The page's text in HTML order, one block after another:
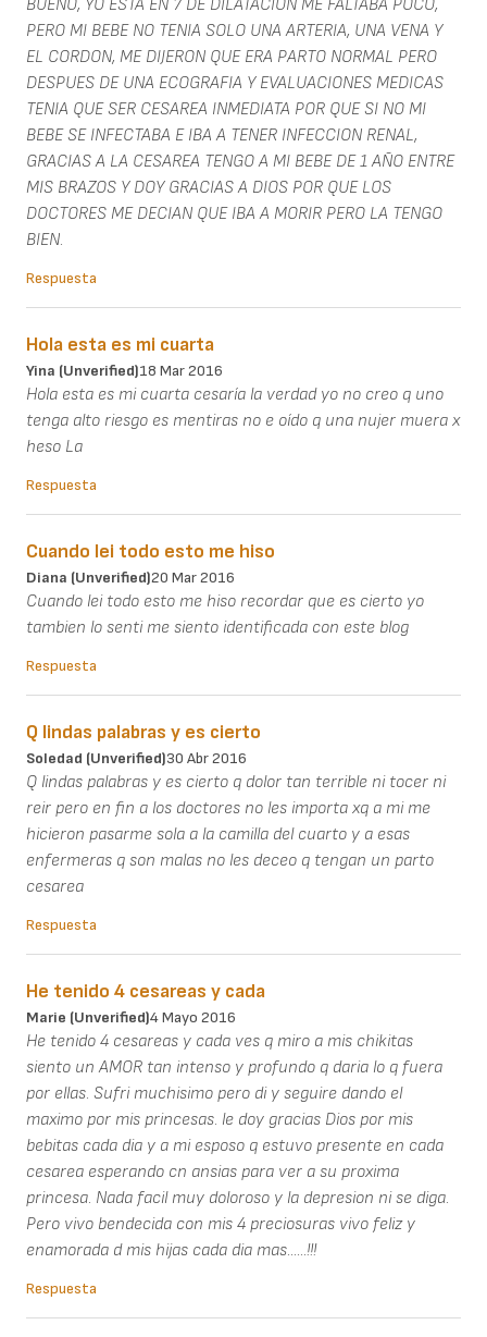
BUENO, YO ESTA EN 7 DE DILATACION ME FALTABA POCO,
PERO MI BEBE NO TENIA SOLO UNA ARTERIA, UNA VENA Y
EL CORDON, ME DIJERON QUE ERA PARTO NORMAL PERO
DESPUES DE UNA ECOGRAFIA Y EVALUACIONES MEDICAS
TENIA QUE SER CESAREA INMEDIATA POR QUE SI NO MI
BEBE SE INFECTABA E IBA A TENER INFECCION RENAL,
GRACIAS A LA CESAREA TENGO A MI BEBE DE 1 AÑO ENTRE
MIS BRAZOS Y DOY GRACIAS A DIOS POR QUE LOS
DOCTORES ME DECIAN QUE IBA A MORIR PERO LA TENGO
BIEN.
Respuesta
Hola esta es mi cuarta
Yina (unverified)18 Mar 2016
Hola esta es mi cuarta cesaría la verdad yo no creo q uno
tenga alto riesgo es mentiras no e oído q una nujer muera x
heso La
Respuesta
Cuando lei todo esto me hiso
Diana (unverified)20 Mar 2016
Cuando lei todo esto me hiso recordar que es cierto yo
tambien lo senti me siento identificada con este blog
Respuesta
Q lindas palabras y es cierto
Soledad (unverified)30 Abr 2016
Q lindas palabras y es cierto q dolor tan terrible ni tocer ni
reir pero en fin a los doctores no les importa xq a mi me
hicieron pasarme sola a la camilla del cuarto y a esas
enfermeras q son malas no les deceo q tengan un parto
cesarea
Respuesta
He tenido 4 cesareas y cada
Marie (unverified)4 Mayo 2016
He tenido 4 cesareas y cada ves q miro a mis chikitas
siento un AMOR tan intenso y profundo q daria lo q fuera
por ellas. Sufri muchisimo pero di y seguire dando el
maximo por mis princesas. le doy gracias Dios por mis
bebitas cada dia y a mi esposo q estuvo presente en cada
cesarea esperando cn ansias para ver a su proxima
princesa. Nada facil muy doloroso y la depresion ni se diga.
Pero vivo bendecida con mis 4 preciosuras vivo feliz y
enamorada d mis hijas cada dia mas......!!!
Respuesta